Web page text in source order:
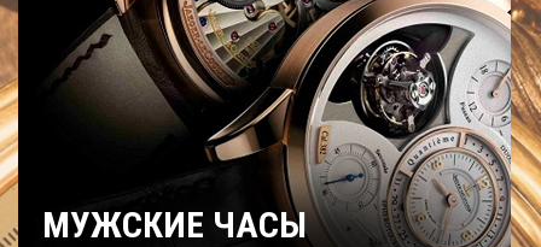
МУЖСКИЕ ЧАСЫ